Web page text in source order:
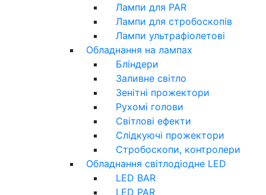
Лампи для PAR
Лампи для стробоскопів
Лампи ультрафіолетові
Обладнання на лампах
Бліндери
Заливне світло
Зенітні прожектори
Рухомі голови
Світлові ефекти
Слідкуючі прожектори
Стробоскопи, контролери
Обладнання світлодіодне LED
LED BAR
LED PAR